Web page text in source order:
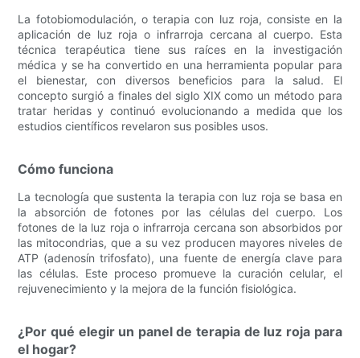
La fotobiomodulación, o terapia con luz roja, consiste en la
aplicación de luz roja o infrarroja cercana al cuerpo. Esta
técnica terapéutica tiene sus raíces en la investigación
médica y se ha convertido en una herramienta popular para
el bienestar, con diversos beneficios para la salud. El
concepto surgió a finales del siglo XIX como un método para
tratar heridas y continuó evolucionando a medida que los
estudios científicos revelaron sus posibles usos.
Cómo funciona
La tecnología que sustenta la terapia con luz roja se basa en
la absorción de fotones por las células del cuerpo. Los
fotones de la luz roja o infrarroja cercana son absorbidos por
las mitocondrias, que a su vez producen mayores niveles de
ATP (adenosín trifosfato), una fuente de energía clave para
las células. Este proceso promueve la curación celular, el
rejuvenecimiento y la mejora de la función fisiológica.
¿Por qué elegir un panel de terapia de luz roja para
el hogar?